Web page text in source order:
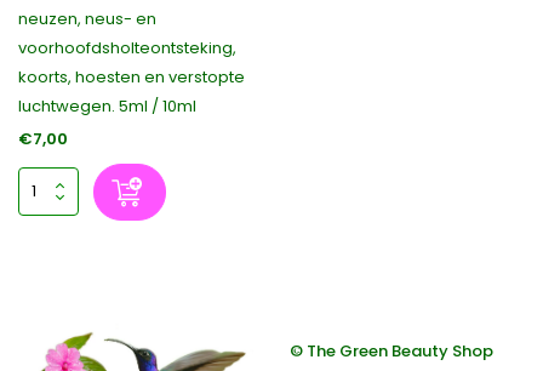
neuzen, neus- en
voorhoofdsholteontsteking,
koorts, hoesten en verstopte
luchtwegen. 5ml / 10ml
€7,00
© The Green Beauty Shop